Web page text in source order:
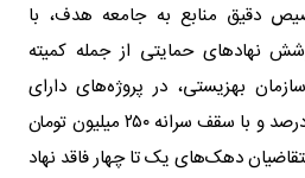
دقیق منابع به جامعه هدف، با
نهادهای حمایتی از جمله کمیته
بهزیستی، در پروژه‌های دارای
پیشرفت فیزیکی بیش از ۸۰ درصد و با سقف سرانه ۲۵۰ میلیون تومان
دهک‌های یک تا چهار فاقد نهاد